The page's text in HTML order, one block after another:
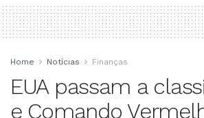
Home Notícias Finanças
EUA passam a
e Comando